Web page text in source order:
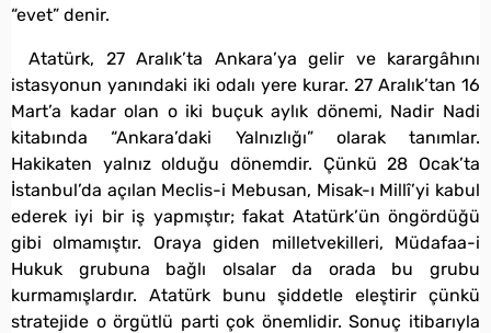
“evet” denir.
Atatürk, 27 Aralık’ta Ankara’ya gelir ve karargâhını
istasyonun yanındaki iki odalı yere kurar. 27 Aralık’tan 16
Mart’a kadar olan o iki buçuk aylık dönemi, Nadir Nadi
kitabında “Ankara’daki Yalnızlığı” olarak tanımlar.
Hakikaten yalnız olduğu dönemdir. Çünkü 28 Ocak’ta
İstanbul’da açılan Meclis-i Mebusan, Misak-ı Millî’yi kabul
ederek iyi bir iş yapmıştır; fakat Atatürk’ün öngördüğü
gibi olmamıştır. Oraya giden milletvekilleri, Müdafaa-i
Hukuk grubuna bağlı olsalar da orada bu grubu
kurmamışlardır. Atatürk bunu şiddetle eleştirir çünkü
stratejide o örgütlü parti çok önemlidir. Sonuç itibarıyla